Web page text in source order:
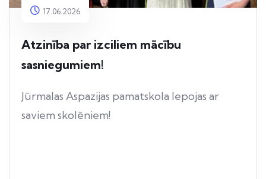
17.06.2026
Atzinība par izciliem mācību
sasniegumiem!
Jūrmalas Aspazijas pamatskola lepojas ar
saviem skolēniem!